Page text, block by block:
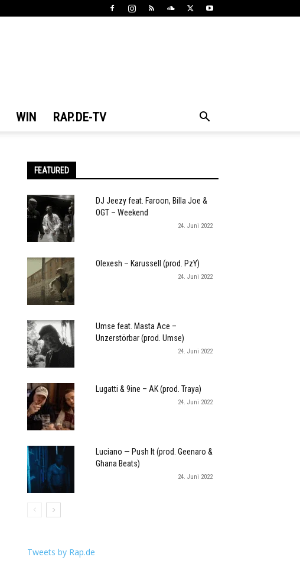
WIN RAP.DE-TV
FEATURED
DJ Jeezy feat. Faroon, Billa Joe &
OGT – Weekend
24. Juni 2022
Olexesh – Karussell (prod. PzY)
24. Juni 2022
Umse feat. Masta Ace –
Unzerstörbar (prod. Umse)
24. Juni 2022
Lugatti & 9ine – AK (prod. Traya)
24. Juni 2022
Luciano — Push It (prod. Geenaro &
Ghana Beats)
24. Juni 2022
Tweets by Rap.de